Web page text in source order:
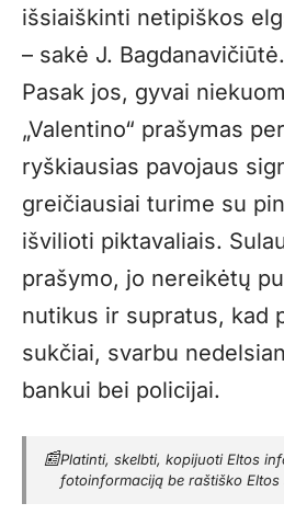
išsiaiškinti netipiškos
– sakė J. Bagdanavičiūtė.
Pasak jos, gyvai
„Valentino“ prašymas
ryškiausias pavojaus
greičiausiai turime su
išvilioti piktavaliais.
prašymo, jo nereikėtų
nutikus ir supratus, kad
sukčiai, svarbu
bankui bei policijai.
📰Platinti, skelbti, kopijuoti Eltos
fotoinformaciją be raštiško